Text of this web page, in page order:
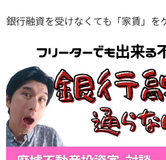
銀行融資を受けなくても「家賃」